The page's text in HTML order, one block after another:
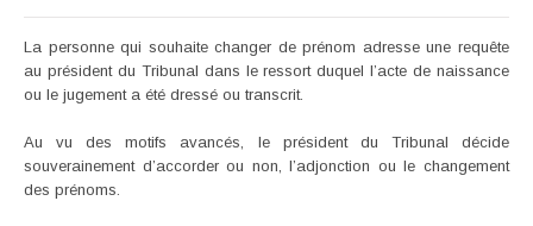
La personne qui souhaite changer de prénom adresse une requête
au président du Tribunal dans le ressort duquel l’acte de naissance
ou le jugement a été dressé ou transcrit.
Au vu des motifs avancés, le président du Tribunal décide
souverainement d’accorder ou non, l’adjonction ou le changement
des prénoms.